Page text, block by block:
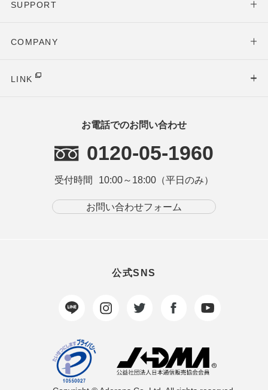
SUPPORT
COMPANY
LINK
お電話でのお問い合わせ
0120-05-1960
受付時間 10:00～18:00（平日のみ）
お問い合わせフォーム
公式SNS